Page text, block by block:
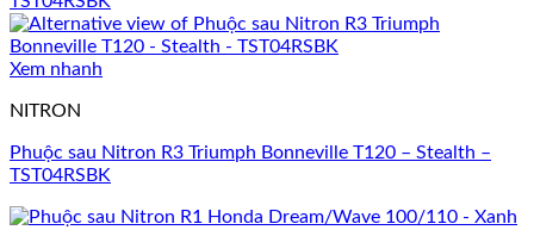
Xem nhanh
NITRON
Phuộc sau Nitron R3 Triumph Bonneville T120 – Stealth –
TST04RSBK